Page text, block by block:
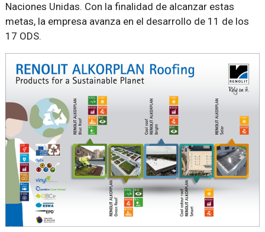
Naciones Unidas. Con la finalidad de alcanzar estas
metas, la empresa avanza en el desarrollo de 11 de los
17 ODS.